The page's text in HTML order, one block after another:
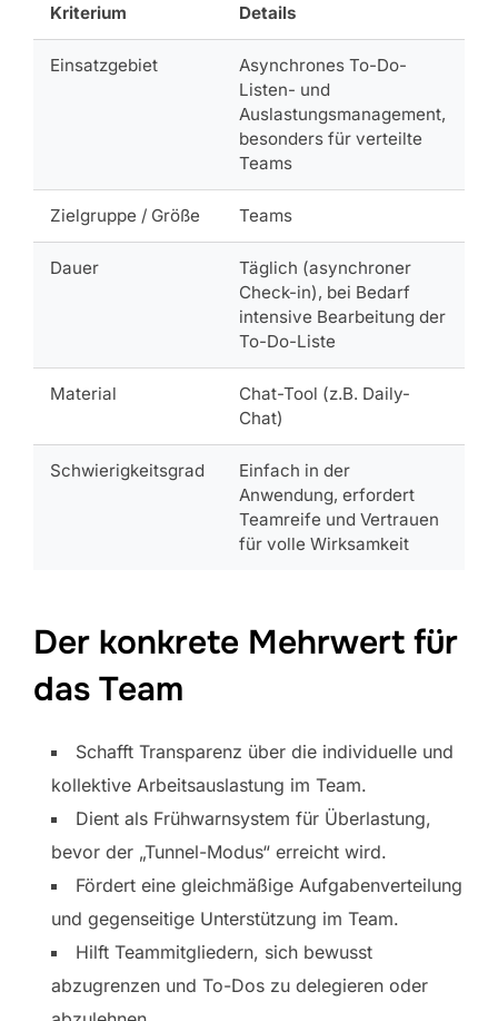
Kriterium Details
Einsatzgebiet
Asynchrones To-Do-
Listen- und
Auslastungsmanagement,
besonders für verteilte
Teams
Zielgruppe / Größe Teams
Dauer
Täglich (asynchroner
Check-in), bei Bedarf
intensive Bearbeitung der
To-Do-Liste
Material
Chat-Tool (z.B. Daily-
Chat)
Schwierigkeitsgrad
Einfach in der
Anwendung, erfordert
Teamreife und Vertrauen
für volle Wirksamkeit
Der konkrete Mehrwert für
das Team
Schafft Transparenz über die individuelle und
kollektive Arbeitsauslastung im Team.
Dient als Frühwarnsystem für Überlastung,
bevor der „Tunnel-Modus“ erreicht wird.
Fördert eine gleichmäßige Aufgabenverteilung
und gegenseitige Unterstützung im Team.
Hilft Teammitgliedern, sich bewusst
abzugrenzen und To-Dos zu delegieren oder